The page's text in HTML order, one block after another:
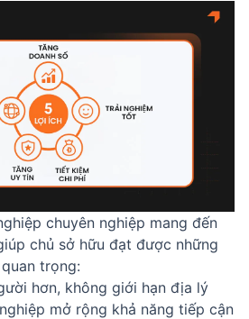
chuyên nghiệp mang đến
chủ sở hữu đạt được những
trọng:
hơn, không giới hạn địa lý
mở rộng khả năng tiếp cận